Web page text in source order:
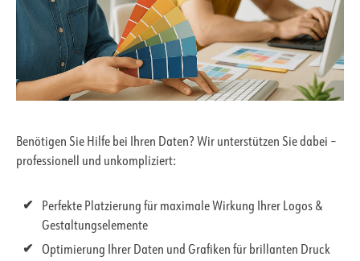
Benötigen Sie Hilfe bei Ihren Daten? Wir unterstützen Sie dabei –
professionell und unkompliziert:
Perfekte Platzierung für maximale Wirkung Ihrer Logos &
Gestaltungselemente
Optimierung Ihrer Daten und Grafiken für brillanten Druck